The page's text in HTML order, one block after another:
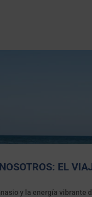
EL
y la energía